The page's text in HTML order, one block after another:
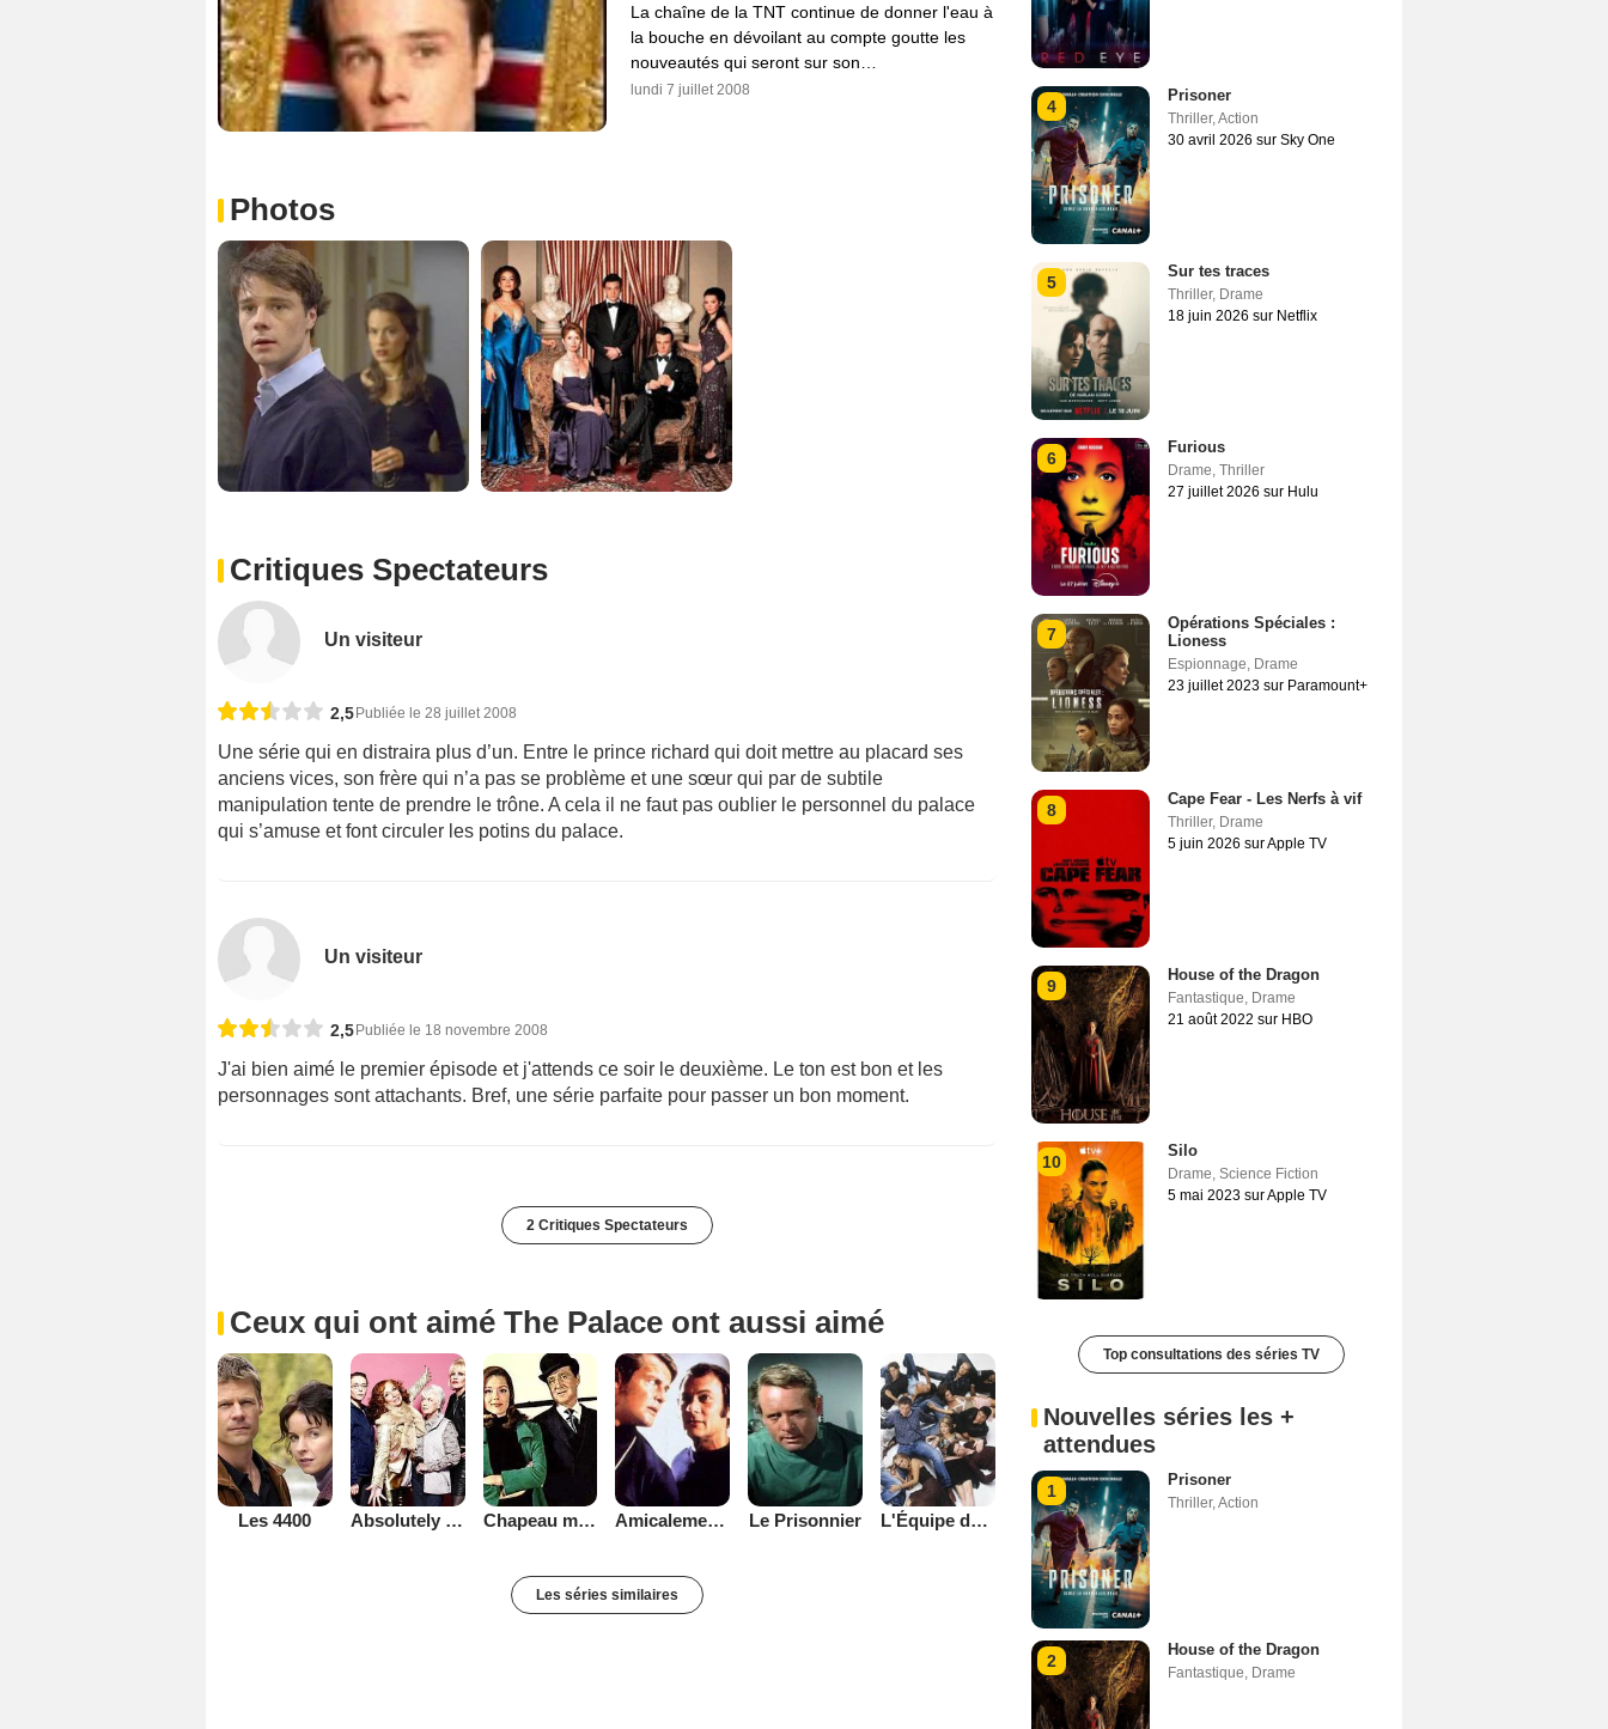
La chaîne de la TNT continue de donner l'eau à
la bouche en dévoilant au compte goutte les
nouveautés qui seront sur son…
lundi 7 juillet 2008
Photos
Critiques Spectateurs
Un visiteur
2,5Publiée le 28 juillet 2008
Une série qui en distraira plus d’un. Entre le prince richard qui doit mettre au placard ses
anciens vices, son frère qui n’a pas se problème et une sœur qui par de subtile
manipulation tente de prendre le trône. A cela il ne faut pas oublier le personnel du palace
qui s’amuse et font circuler les potins du palace.
Un visiteur
2,5Publiée le 18 novembre 2008
J'ai bien aimé le premier épisode et j'attends ce soir le deuxième. Le ton est bon et les
personnages sont attachants. Bref, une série parfaite pour passer un bon moment.
2 Critiques Spectateurs
Ceux qui ont aimé The Palace ont aussi aimé
Les 4400 Absolutely Fabulous Chapeau melon et bottes de cuir - 1961 Amicalement vôtre Le Prisonnier L'Équipe de rêve
Les séries similaires
4
Prisoner
Thriller,Action
30 avril 2026 sur Sky One
5
Sur tes traces
Thriller, Drame
18 juin 2026 sur Netflix
6
Furious
Drame, Thriller
27 juillet 2026 sur Hulu
7
Opérations Spéciales :
Lioness
Espionnage, Drame
23 juillet 2023 sur Paramount+
8
Cape Fear - Les Nerfs à vif
Thriller, Drame
5 juin 2026 sur Apple TV
9
House of the Dragon
Fantastique, Drame
21 août 2022 sur HBO
10
Silo
Drame, Science Fiction
5 mai 2023 sur Apple TV
Top consultations des séries TV
Nouvelles séries les +
attendues
1
Prisoner
Thriller,Action
2
House of the Dragon
Fantastique, Drame